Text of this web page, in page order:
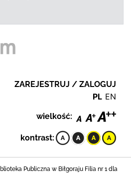
ZAREJESTRUJ / ZALOGUJ
PL EN
wielkość:
kontrast:
Publiczna w Biłgoraju Filia nr 1 dla